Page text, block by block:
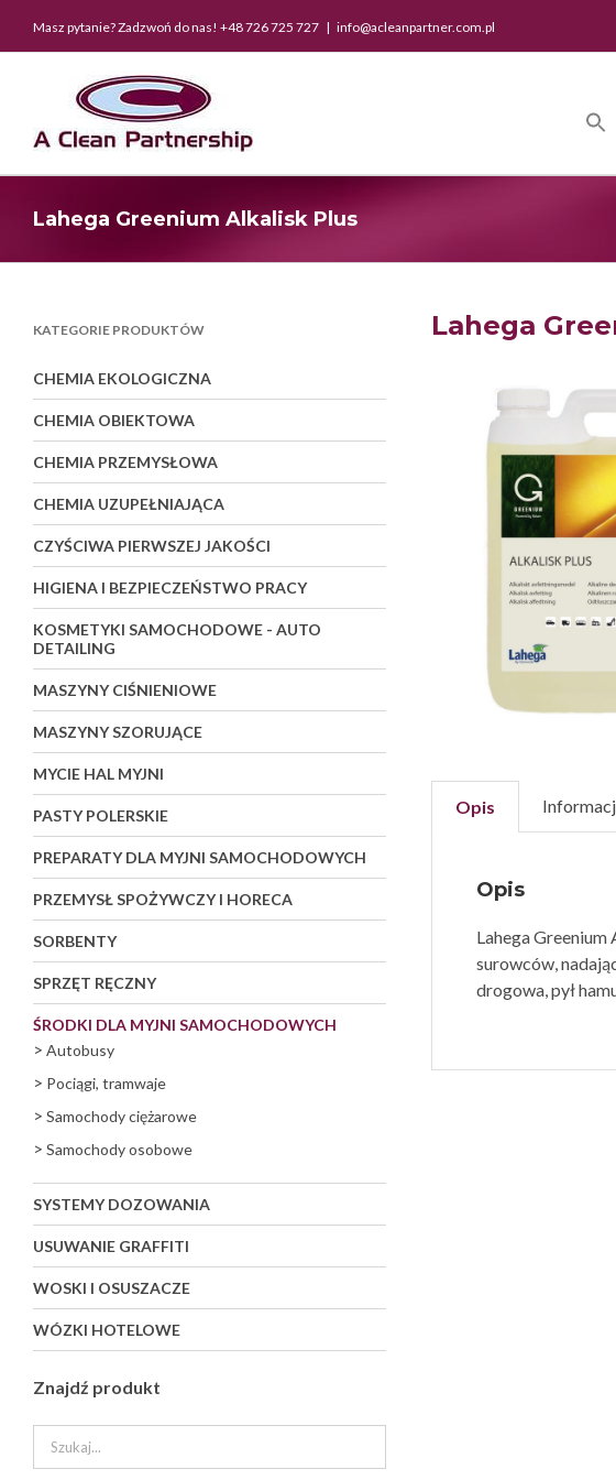
Masz pytanie? Zadzwoń do nas! +48 726 725 727 | info@acleanpartner.com.pl
Lahega Greenium Alkalisk Plus
Lahega
Opis
Opis
Lahega
surowców,
drogowa, pył
KATEGORIE PRODUKTÓW
CHEMIA EKOLOGICZNA
CHEMIA OBIEKTOWA
CHEMIA PRZEMYSŁOWA
CHEMIA UZUPEŁNIAJĄCA
CZYŚCIWA PIERWSZEJ JAKOŚCI
HIGIENA I BEZPIECZEŃSTWO PRACY
KOSMETYKI SAMOCHODOWE - AUTO
DETAILING
MASZYNY CIŚNIENIOWE
MASZYNY SZORUJĄCE
MYCIE HAL MYJNI
PASTY POLERSKIE
PREPARATY DLA MYJNI SAMOCHODOWYCH
PRZEMYSŁ SPOŻYWCZY I HORECA
SORBENTY
SPRZĘT RĘCZNY
ŚRODKI DLA MYJNI SAMOCHODOWYCH
> Autobusy
> Pociągi, tramwaje
> Samochody ciężarowe
> Samochody osobowe
SYSTEMY DOZOWANIA
USUWANIE GRAFFITI
WOSKI I OSUSZACZE
WÓZKI HOTELOWE
Znajdź produkt